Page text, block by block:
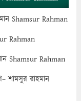
Shamsur Rahman
Rahman
Shamsur Rahman
শামসুর রাহমান